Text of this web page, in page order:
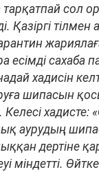
сол
Қазіргі тілмен
есімді сахаба
хадисін
шипасын
хадисте:
аурудың
дертіне
міндетті.